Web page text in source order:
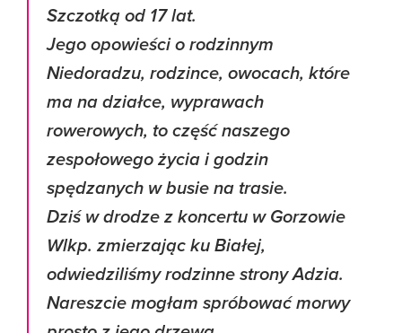
Szczotką od 17 lat.
Jego opowieści o rodzinnym
Niedoradzu, rodzince, owocach, które
ma na działce, wyprawach
rowerowych, to część naszego
zespołowego życia i godzin
spędzanych w busie na trasie.
Dziś w drodze z koncertu w Gorzowie
Wlkp. zmierzając ku Białej,
odwiedziliśmy rodzinne strony Adzia.
Nareszcie mogłam spróbować morwy